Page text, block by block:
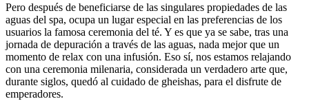
Pero después de beneficiarse de las singulares propiedades de las
aguas del spa, ocupa un lugar especial en las preferencias de los
usuarios la famosa ceremonia del té. Y es que ya se sabe, tras una
jornada de depuración a través de las aguas, nada mejor que un
momento de relax con una infusión. Eso sí, nos estamos relajando
con una ceremonia milenaria, considerada un verdadero arte que,
durante siglos, quedó al cuidado de gheishas, para el disfrute de
emperadores.